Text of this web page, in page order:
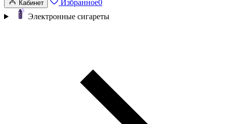
Кабинет
Избранное0
Электронные сигареты